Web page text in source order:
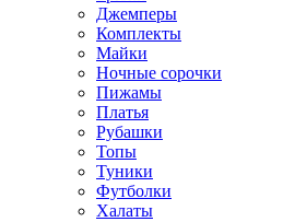
Джемперы
Комплекты
Майки
Ночные сорочки
Пижамы
Платья
Рубашки
Топы
Туники
Футболки
Халаты